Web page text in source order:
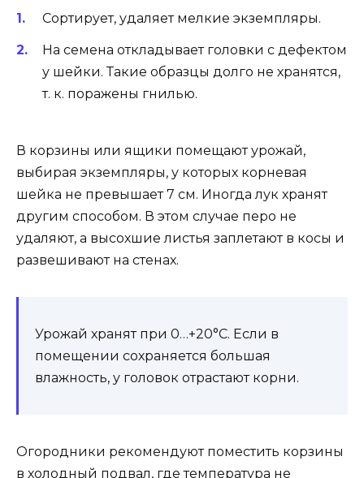
Сортирует, удаляет мелкие экземпляры.
На семена откладывает головки с дефектом
у шейки. Такие образцы долго не хранятся,
т. к. поражены гнилью.
В корзины или ящики помещают урожай,
выбирая экземпляры, у которых корневая
шейка не превышает 7 см. Иногда лук хранят
другим способом. В этом случае перо не
удаляют, а высохшие листья заплетают в косы и
развешивают на стенах.
Урожай хранят при 0…+20°С. Если в
помещении сохраняется большая
влажность, у головок отрастают корни.
Огородники рекомендуют поместить корзины
в холодный подвал, где температура не